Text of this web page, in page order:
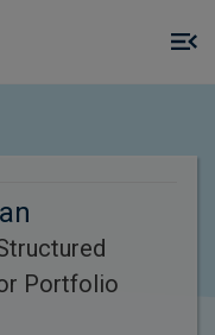
Portfolio